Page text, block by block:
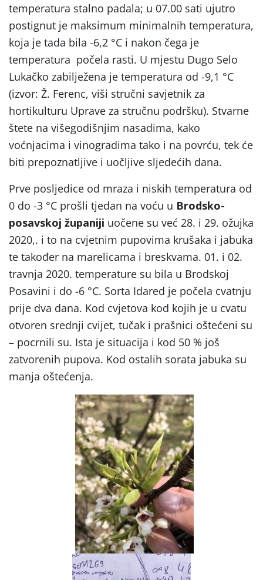
temperatura stalno padala; u 07.00 sati ujutro
postignut je maksimum minimalnih temperatura,
koja je tada bila -6,2 °C i nakon čega je
temperatura počela rasti. U mjestu Dugo Selo
Lukačko zabilježena je temperatura od -9,1 °C
(izvor: Ž. Ferenc, viši stručni savjetnik za
hortikulturu Uprave za stručnu podršku). Stvarne
štete na višegodišnjim nasadima, kako
voćnjacima i vinogradima tako i na povrću, tek će
biti prepoznatljive i uočljive sljedećih dana.
Prve posljedice od mraza i niskih temperatura od
0 do -3 °C prošli tjedan na voću u Brodsko-
posavskoj županiji uočene su već 28. i 29. ožujka
2020,. i to na cvjetnim pupovima krušaka i jabuka
te također na marelicama i breskvama. 01. i 02.
travnja 2020. temperature su bila u Brodskoj
Posavini i do -6 °C. Sorta Idared je počela cvatnju
prije dva dana. Kod cvjetova kod kojih je u cvatu
otvoren srednji cvijet, tučak i prašnici oštećeni su
– pocrnili su. Ista je situacija i kod 50 % još
zatvorenih pupova. Kod ostalih sorata jabuka su
manja oštećenja.